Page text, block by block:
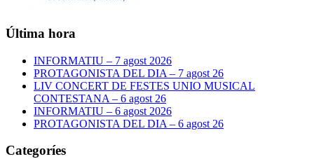
Última hora
INFORMATIU – 7 agost 2026
PROTAGONISTA DEL DIA – 7 agost 26
LIV CONCERT DE FESTES UNIO MUSICAL
CONTESTANA – 6 agost 26
INFORMATIU – 6 agost 2026
PROTAGONISTA DEL DIA – 6 agost 26
Categoríes